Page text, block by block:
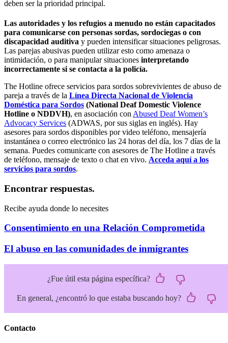
deben ser la prioridad principal.
Las autoridades y los refugios a menudo no están capacitados
para comunicarse con personas sordas, sordociegas o con
discapacidad auditiva y pueden intensificar situaciones peligrosas.
Las parejas abusivas pueden utilizar esto como amenaza o
intimidación, o para manipular situaciones interpretando
incorrectamente si se contacta a la policía.
The Hotline ofrece servicios para sordos sobrevivientes de abuso de
pareja a través de la Línea Directa Nacional de Violencia
Doméstica para Sordos (National Deaf Domestic Violence
Hotline o NDDVH), en asociación con Abused Deaf Women’s
Advocacy Services (ADWAS, por sus siglas en inglés). Hay
asesores para sordos disponibles por video teléfono, mensajería
instantánea o correo electrónico las 24 horas del día, los 7 días de la
semana. Puedes comunicarte con asesores de The Hotline a través
de teléfono, mensaje de texto o chat en vivo. Acceda aquí a los
servicios para sordos.
Encontrar respuestas.
Recibe ayuda donde lo necesites
Consentimiento en una Relación Comprometida
El abuso en las comunidades de inmigrantes
¿Fue útil esta página específica?
En general, ¿encontró lo que estaba buscando hoy?
Contacto